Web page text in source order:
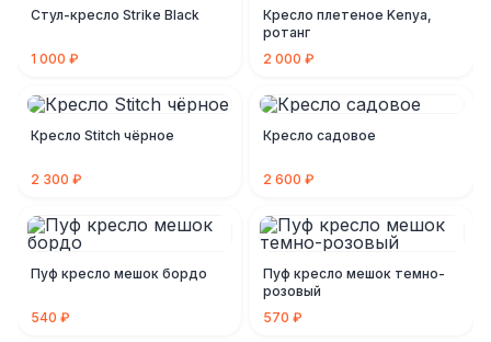
Стул-кресло Strike Black
1 000 ₽
Кресло плетеное Kenya,
ротанг
2 000 ₽
Кресло Stitch чёрное
2 300 ₽
Кресло садовое
2 600 ₽
Пуф кресло мешок бордо
540 ₽
Пуф кресло мешок темно-
розовый
570 ₽